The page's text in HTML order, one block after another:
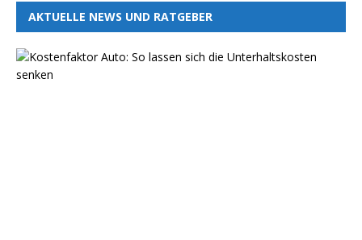
AKTUELLE NEWS UND RATGEBER